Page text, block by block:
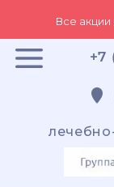
Все акции
+7